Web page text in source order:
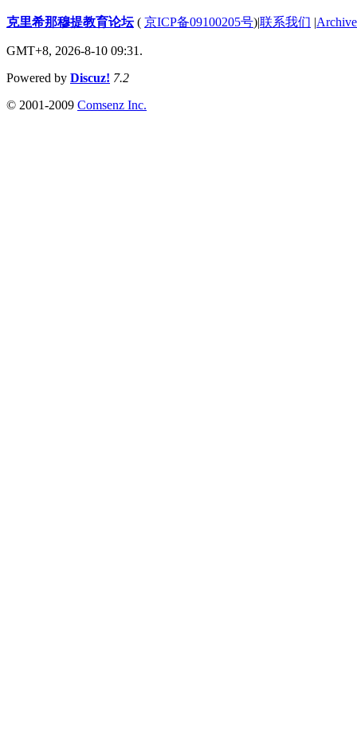
克里希那穆提教育论坛( 京ICP备09100205号)|联系我们 |
GMT+8, 2026-8-10 09:31.
Powered by Discuz! 7.2
© 2001-2009 Comsenz Inc.